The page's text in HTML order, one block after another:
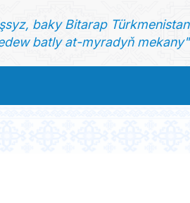
baky Bitarap Türkmenistan
batly at-myradyň mekany"